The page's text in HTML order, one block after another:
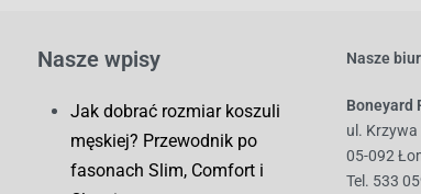
Nasze wpisy
Jak dobrać rozmiar koszuli
męskiej? Przewodnik po
fasonach Slim, Comfort i
Nasze
Boneyard
ul. Krzywa
05-092
Tel. 533